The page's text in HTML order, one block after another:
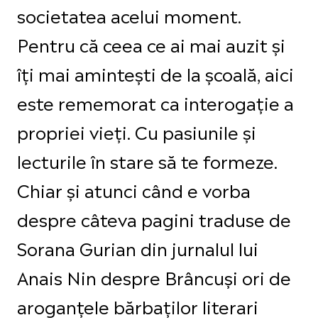
societatea acelui moment.
Pentru că ceea ce ai mai auzit și
îți mai amintești de la școală, aici
este rememorat ca interogație a
propriei vieți. Cu pasiunile și
lecturile în stare să te formeze.
Chiar și atunci când e vorba
despre câteva pagini traduse de
Sorana Gurian din jurnalul lui
Anais Nin despre Brâncuși ori de
aroganțele bărbaților literari